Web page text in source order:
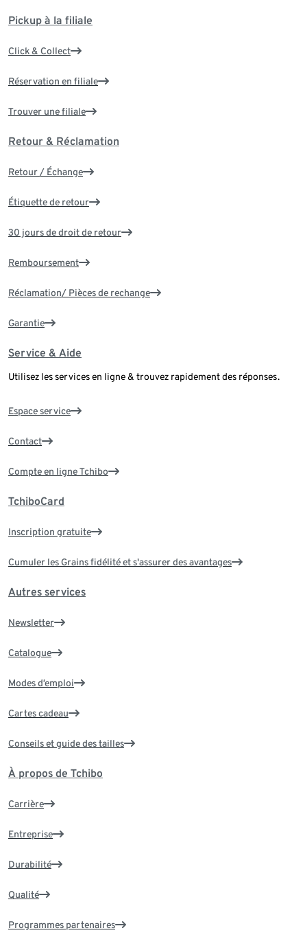
Pickup à la filiale
Click & Collect
Réservation en filiale
Trouver une filiale
Retour & Réclamation
Retour / Échange
Étiquette de retour
30 jours de droit de retour
Remboursement
Réclamation/ Pièces de rechange
Garantie
Service & Aide
Utilisez les services en ligne & trouvez rapidement des réponses.
Espace service
Contact
Compte en ligne Tchibo
TchiboCard
Inscription gratuite
Cumuler les Grains fidélité et s'assurer des avantages
Autres services
Newsletter
Catalogue
Modes d’emploi
Cartes cadeau
Conseils et guide des tailles
À propos de Tchibo
Carrière
Entreprise
Durabilité
Qualité
Programmes partenaires